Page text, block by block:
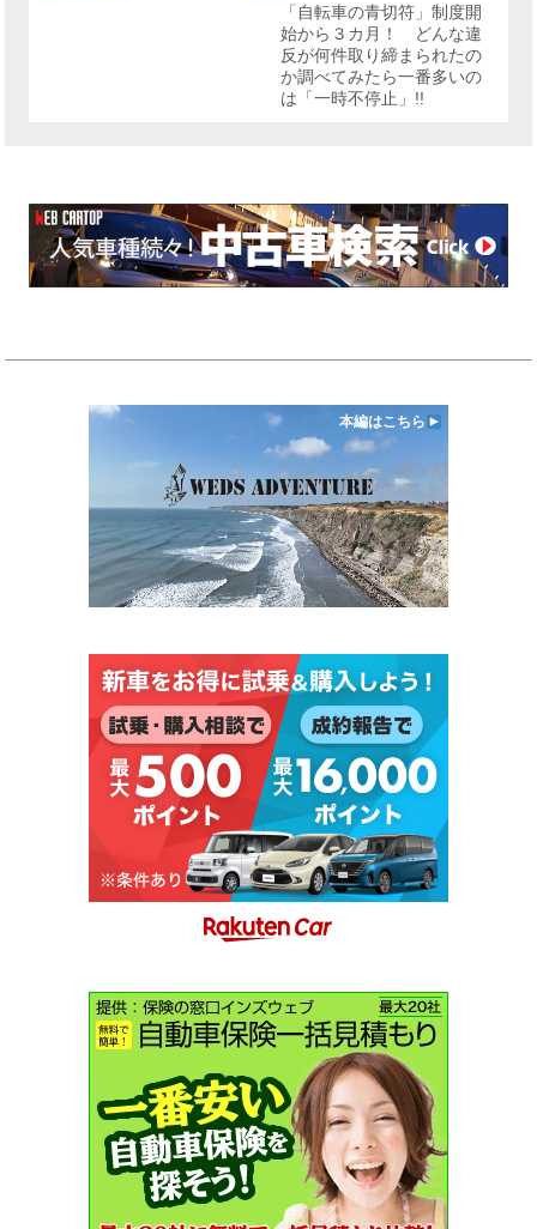
「自転車の青切符」制度開
始から３カ月！ どんな違
反が何件取り締まられたの
か調べてみたら一番多いの
は「一時不停止」!!
本編はこちら